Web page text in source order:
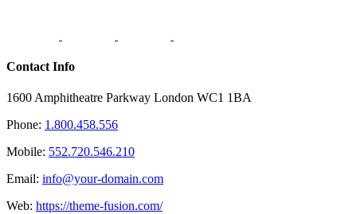
Contact Info
1600 Amphitheatre Parkway London WC1 1BA
Phone: 1.800.458.556
Mobile: 552.720.546.210
Email: info@your-domain.com
Web: https://theme-fusion.com/